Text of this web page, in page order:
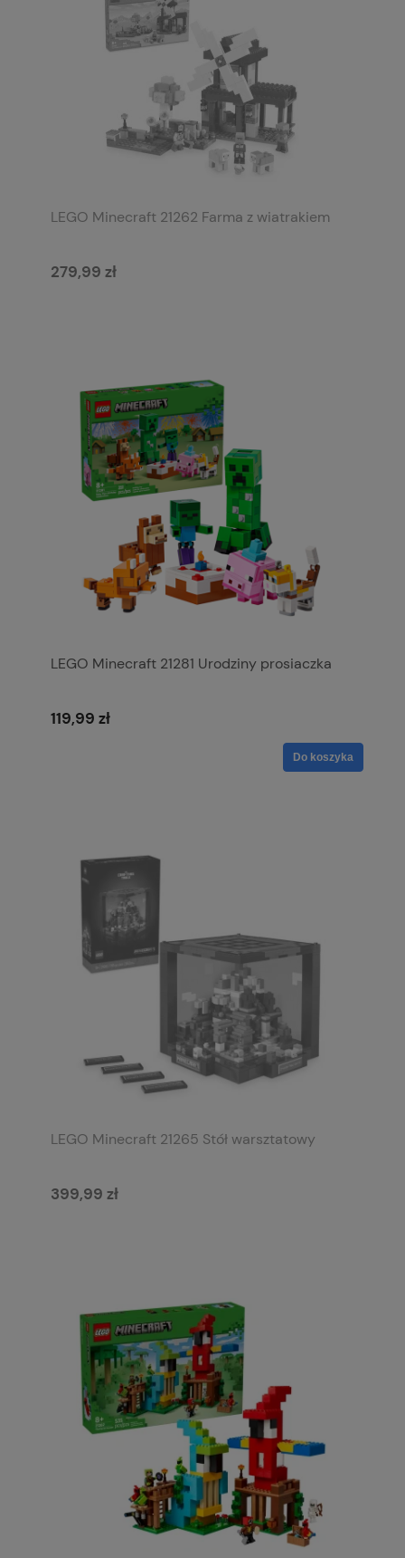
LEGO Minecraft 21262 Farma z wiatrakiem
279,99 zł
LEGO Minecraft 21281 Urodziny prosiaczka
119,99 zł
Do koszyka
LEGO Minecraft 21265 Stół warsztatowy
399,99 zł